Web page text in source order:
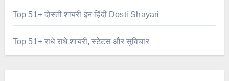
Top 51+ दोस्ती शायरी इन हिंदी Dosti Shayari
Top 51+ राधे राधे शायरी, स्टेटस और सुविचार